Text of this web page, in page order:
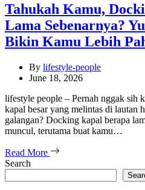
Tahukah Kamu,
Lama Sebenarnya?
Bikin Kamu Lebih
By lifestyle-people
June 18, 2026
lifestyle people – Pernah nggak sih
kapal besar yang melintas di lautan
galangan? Docking kapal berapa
muncul, terutama buat kamu…
Read More
Search